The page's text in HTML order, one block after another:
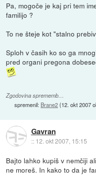
Pa, mogoče je kaj pri tem
familijo ?
To ne šteje kot "stalno
Sploh v časih ko so ga
pred organi pregona
Zgodovina sprememb…
spremenil: Brane2(12. okt 2007
Gavran
:: 12. okt 2007, 15:15
Bajto lahko kupiš v nemčiji
ne moreš. In kako to da je